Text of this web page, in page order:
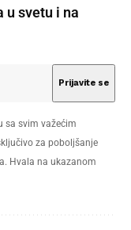
u svetu i na
sa svim važećim
za poboljšanje
Hvala na ukazanom